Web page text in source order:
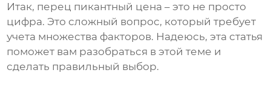
Итак, перец пикантный цена – это не просто
цифра. Это сложный вопрос, который требует
учета множества факторов. Надеюсь, эта статья
поможет вам разобраться в этой теме и
сделать правильный выбор.